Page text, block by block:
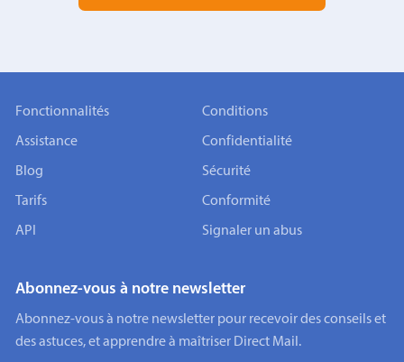
Fonctionnalités
Assistance
Blog
Tarifs
API
Conditions
Confidentialité
Sécurité
Conformité
Signaler un abus
Abonnez-vous à notre newsletter
Abonnez-vous à notre newsletter pour recevoir des conseils et
des astuces, et apprendre à maîtriser Direct Mail.